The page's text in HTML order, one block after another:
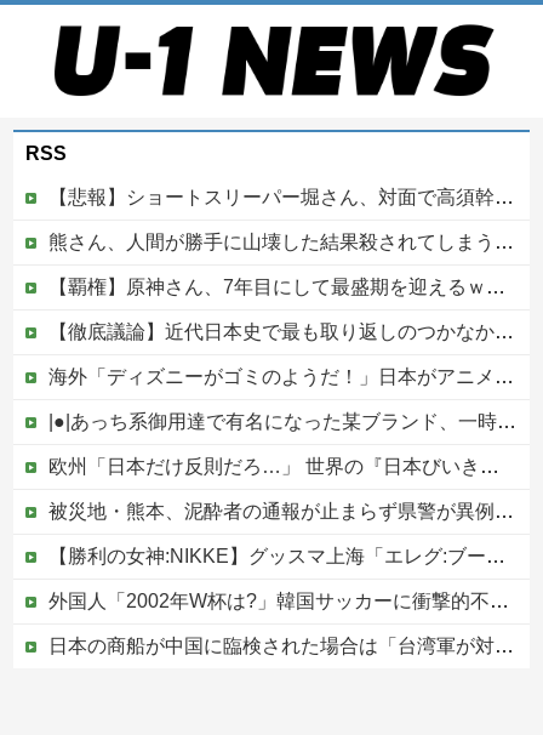
RSS
【悲報】ショートスリーパー堀さん、対面で高須幹弥にブチギレるｗｗｗｗ
熊さん、人間が勝手に山壊した結果殺されてしまう…これ半分虐殺だろ
【覇権】原神さん、7年目にして最盛期を迎えるｗｗｗｗｗｗｗｗｗｗ
【徹底議論】近代日本史で最も取り返しのつかなかった失敗って何？他
海外「ディズニーがゴミのようだ！」日本がアニメ化した米人気SF作品に絶賛の声が殺到中
|●|あっち系御用達で有名になった某ブランド、一時は飛ぶ鳥を落とす勢いだったが今期の業績は……
欧州「日本だけ反則だろ…」 世界の『日本びいき』にヨーロッパ全土から不満の声
被災地・熊本、泥酔者の通報が止まらず県警が異例のお願い
【勝利の女神:NIKKE】グッスマ上海「エレグ:ブーム・アンド・ショック」フィギュア【予約開始】
外国人「2002年W杯は?」韓国サッカーに衝撃的不祥事！W杯予選でレフリーへの性的接待発覚！海外騒然！【海外の反応】
日本の商船が中国に臨検された場合は「台湾軍が対応」と台湾軍トップ！